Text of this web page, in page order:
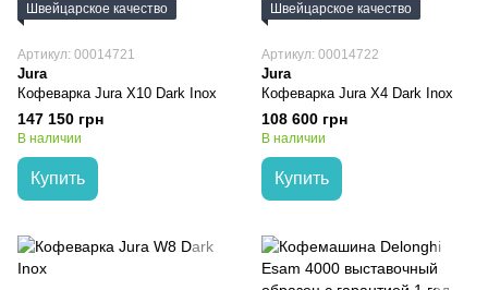
Швейцарское качество
Артикул: 00014721
Jura
Кофеварка Jura X10 Dark Inox
147 150 грн
В наличии
Купить
Швейцарское качество
Артикул: 00014722
Jura
Кофеварка Jura X4 Dark Inox
108 600 грн
В наличии
Купить